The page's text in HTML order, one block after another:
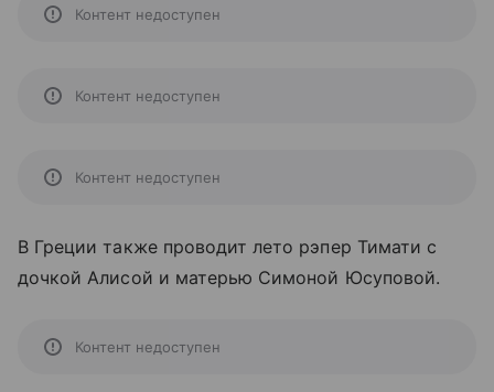
Контент недоступен
Контент недоступен
Контент недоступен
В Греции также проводит лето рэпер Тимати с
дочкой Алисой и матерью Симоной Юсуповой.
Контент недоступен